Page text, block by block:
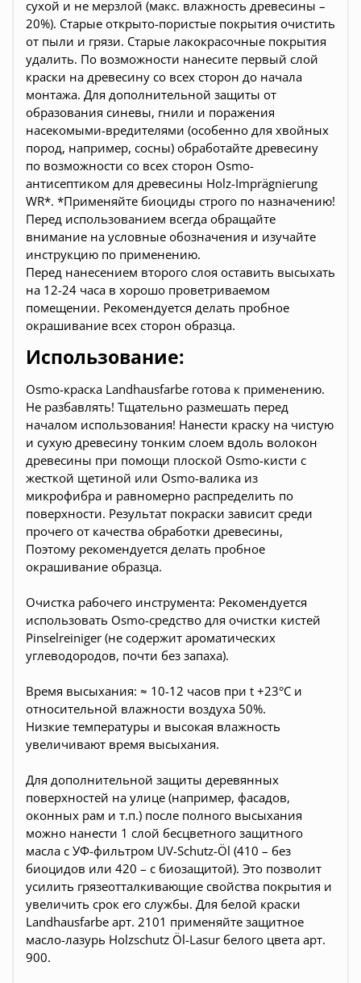
сухой и не мерзлой (макс. влажность древесины –
20%). Старые открыто-пористые покрытия очистить
от пыли и грязи. Старые лакокрасочные покрытия
удалить. По возможности нанесите первый слой
краски на древесину со всех сторон до начала
монтажа. Для дополнительной защиты от
образования синевы, гнили и поражения
насекомыми-вредителями (особенно для хвойных
пород, например, сосны) обработайте древесину
по возможности со всех сторон Osmo-
антисептиком для древесины Holz-Imprägnierung
WR*. *Применяйте биоциды строго по назначению!
Перед использованием всегда обращайте
внимание на условные обозначения и изучайте
инструкцию по применению.
Перед нанесением второго слоя оставить высыхать
на 12-24 часа в хорошо проветриваемом
помещении. Рекомендуется делать пробное
окрашивание всех сторон образца.
Использование:
Osmo-краска Landhausfarbe готова к применению.
Не разбавлять! Тщательно размешать перед
началом использования! Нанести краску на чистую
и сухую древесину тонким слоем вдоль волокон
древесины при помощи плоской Osmo-кисти с
жесткой щетиной или Osmo-валика из
микрофибра и равномерно распределить по
поверхности. Результат покраски зависит среди
прочего от качества обработки древесины,
Поэтому рекомендуется делать пробное
окрашивание образца.
Очистка рабочего инструмента: Рекомендуется
использовать Osmo-средство для очистки кистей
Pinselreiniger (не содержит ароматических
углеводородов, почти без запаха).
Время высыхания: ≈ 10-12 часов при t +23°С и
относительной влажности воздуха 50%.
Низкие температуры и высокая влажность
увеличивают время высыхания.
Для дополнительной защиты деревянных
поверхностей на улице (например, фасадов,
оконных рам и т.п.) после полного высыхания
можно нанести 1 слой бесцветного защитного
масла с УФ-фильтром UV-Schutz-Öl (410 – без
биоцидов или 420 – с биозащитой). Это позволит
усилить грязеотталкивающие свойства покрытия и
увеличить срок его службы. Для белой краски
Landhausfarbe арт. 2101 применяйте защитное
масло-лазурь Holzschutz Öl-Lasur белого цвета арт.
900.